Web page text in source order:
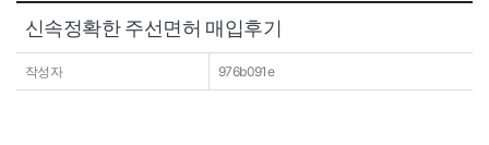
공지사항
이용후기
신속정확한 주선면허 매입후기
작성자 976b091e